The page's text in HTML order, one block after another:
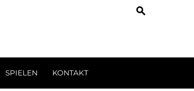
SPIELEN KONTAKT